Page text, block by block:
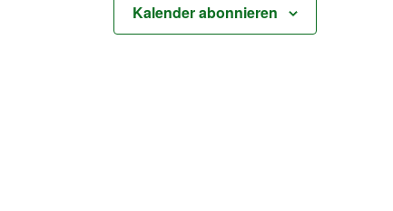
Kalender abonnieren